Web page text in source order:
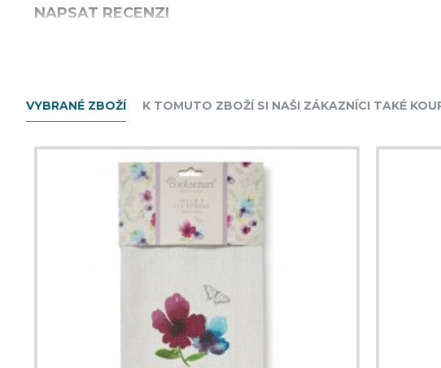
NAPSAT RECENZI
Poznámka:Nepoužívejte HTML tagy!
Špatný
VYBRANÉ ZBOŽÍ K TOMUTO ZBOŽÍ SI NAŠI ZÁKAZNÍCI TAKÉ